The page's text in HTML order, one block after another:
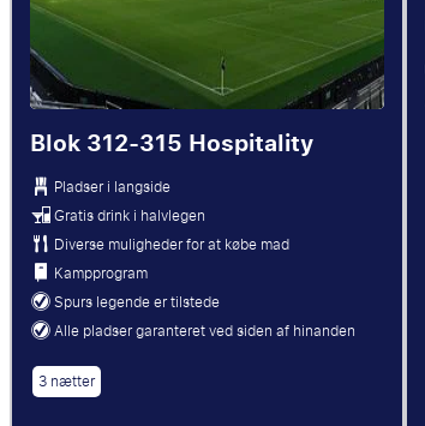
Blok 312-315 Hospitality
Pladser i langside
Gratis drink i halvlegen
Diverse muligheder for at købe mad
Kampprogram
Spurs legende er tilstede
Alle pladser garanteret ved siden af hinanden
3 nætter